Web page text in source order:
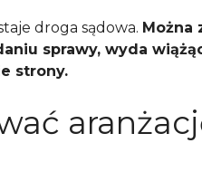
droga sądowa. Można
sprawy, wyda
strony.